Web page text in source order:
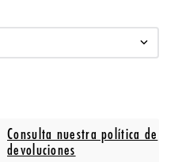
Consulta nuestra política de
devoluciones